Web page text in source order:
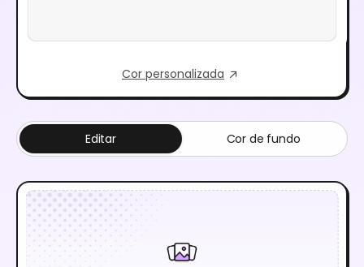
Cor personalizada
Editar Cor de fundo